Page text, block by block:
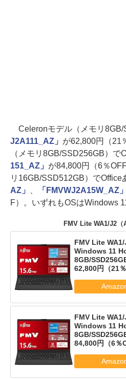
Celeronモデル（メモリ8GB/
J2A111_AZ」 が62,800円（21
（メモリ8GB/SSD256GB）で
151_AZ」 が84,800円（6％
リ16GB/SSD512GB）でOffice
AZ」
「FMVWJ2A15W_AZ」
F）。いずれもOSはWindows
FMV Lite WA1/J2（
FMV Lite
Windows 11
8GB/
62,800円（21％
FMV Lite
Windows 11
8GB/
84,800円（6％